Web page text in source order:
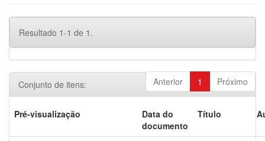
Resultado 1-1 de 1.
Anterior 1 Próximo
Conjunto de itens:
Pré-visualização
Data do
documento
Título